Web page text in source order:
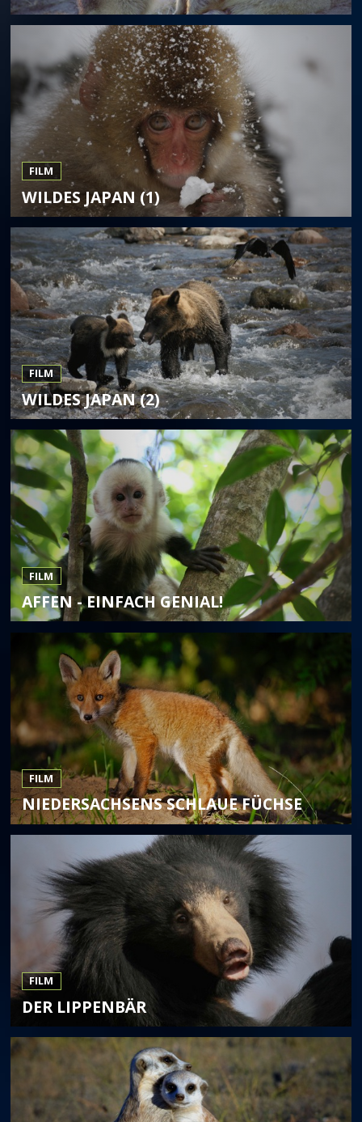
FILM
WILDES JAPAN (1)
FILM
WILDES JAPAN (2)
FILM
AFFEN - EINFACH GENIAL!
FILM
NIEDERSACHSENS SCHLAUE FÜCHSE
FILM
DER LIPPENBÄR